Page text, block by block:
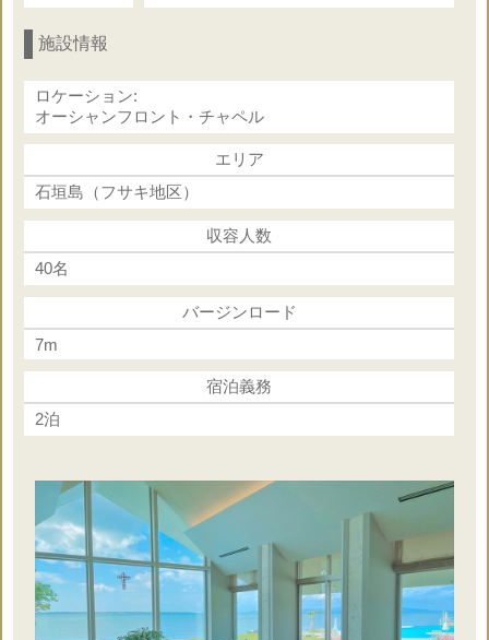
【合計内訳】挙式＋フォト＋ヘアメイク
◇牧師様 60,000円
◇新婦ヘアメイク 40,000円
◇ヘアメイク同行（挙式＋フォト）25,000円
◇フォト（挙式前＋挙式＋挙式後）
約1.5時間 150カット 78,000円
※挙式に必要なオプショナルの合計金額です
※挙式代金に合計金額を加算してください
※人前式の場合は牧師様の料金は減額ください
※その他様々なオプションを追加可能
下記オプション一覧をご参照ください
施設情報
ロケーション:
オーシャンフロント・チャペル
エリア
石垣島（フサキ地区）
収容人数
40名
バージンロード
7m
宿泊義務
2泊